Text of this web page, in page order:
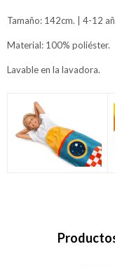
Tamaño: 142cm. | 4-12
Material: 100% poliéster.
Lavable en la lavadora.